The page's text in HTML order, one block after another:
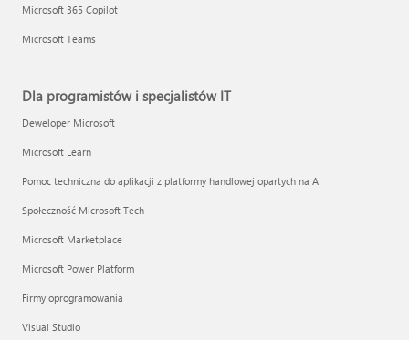
Microsoft 365 Copilot
Microsoft Teams
Dla programistów i specjalistów IT
Deweloper Microsoft
Microsoft Learn
Pomoc techniczna do aplikacji z platformy handlowej opartych na AI
Społeczność Microsoft Tech
Microsoft Marketplace
Microsoft Power Platform
Firmy oprogramowania
Visual Studio